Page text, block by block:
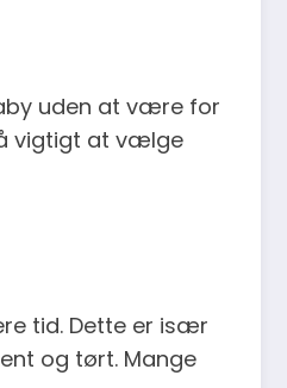
uden at være for
vigtigt at vælge
tid. Dette er især
og tørt. Mange